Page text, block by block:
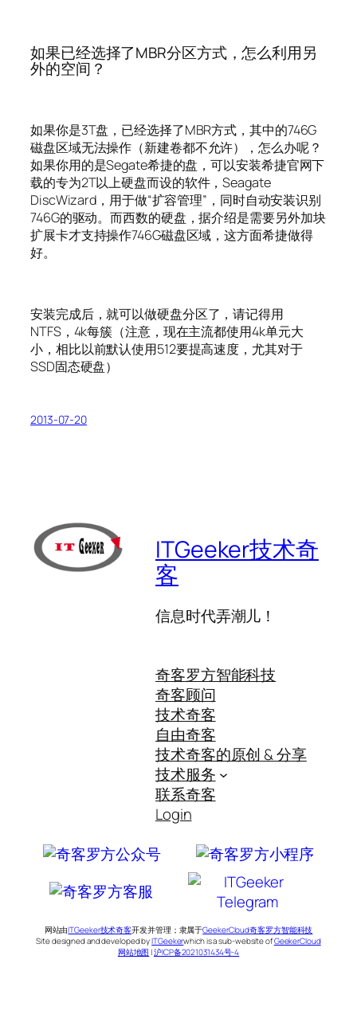
如果已经选择了MBR分区方式，怎么利用另
外的空间？
如果你是3T盘，已经选择了MBR方式，其中的746G
磁盘区域无法操作（新建卷都不允许），怎么办呢？
如果你用的是Segate希捷的盘，可以安装希捷官网下
载的专为2T以上硬盘而设的软件，Seagate
DiscWizard，用于做“扩容管理”，同时自动安装识别
746G的驱动。而西数的硬盘，据介绍是需要另外加块
扩展卡才支持操作746G磁盘区域，这方面希捷做得
好。
安装完成后，就可以做硬盘分区了，请记得用
NTFS，4k每簇（注意，现在主流都使用4k单元大
小，相比以前默认使用512要提高速度，尤其对于
SSD固态硬盘）
2013-07-20
ITGeeker技术奇
客
信息时代弄潮儿！
奇客罗方智能科技
奇客顾问
技术奇客
自由奇客
技术奇客的原创 & 分享
技术服务
联系奇客
Login
网站由ITGeeker技术奇客开发并管理；隶属于GeekerCloud奇客罗方智能科技
Site designed and developed byITGeekerwhich is a sub-website ofGeekerCloud
网站地图 |沪ICP备2021031434号-4